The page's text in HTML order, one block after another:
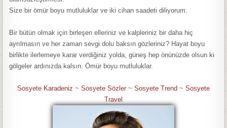
Size bir ömür boyu mutluluklar ve iki cihan saadeti diliyorum.
Bir bütün olmak için birleşen elleriniz ve kalpleriniz bir daha hiç
ayrılmasın ve her zaman sevgi dolu baksın gözleriniz? Hayat boyu
birlikte ilerlemeye karar verdiğiniz yolda, güneş hep önünüzde olsun ki
gölgeler ardınızda kalsın. Ömür boyu mutluluklar.
Sosyete Karadeniz ~ Sosyete Sözler ~ Sosyete Trend ~ Sosyete
Travel